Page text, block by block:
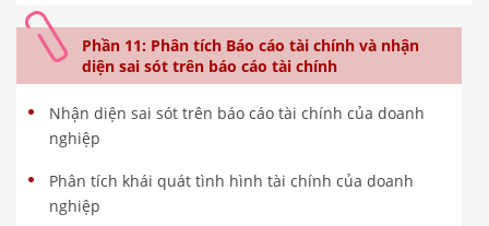
Phần 11: Phân tích Báo cáo tài chính và nhận
diện sai sót trên báo cáo tài chính
Nhận diện sai sót trên báo cáo tài chính của doanh
nghiệp
Phân tích khái quát tình hình tài chính của doanh
nghiệp